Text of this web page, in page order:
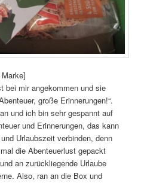
bei mir angekommen und sie
große Erinnerungen!“.
und ich bin sehr gespannt auf
und Erinnerungen, das kann
Urlaubszeit verbinden, denn
die Abenteuerlust gepackt
an zurückliegende Urlaube
Also, ran an die Box und